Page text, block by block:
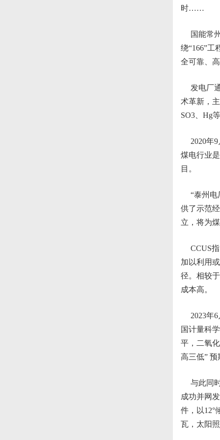
时……
国能常州
绕“166”工
全可靠、
发电厂通
术革新，
SO3、Hg
2020年9
煤电行业
目。
“泰州电
供了示范
立，将为
CCUS指
加以利用
径。相较
成本高。
2023年6
国计量科
平，二氧
高三低” 预
与此同时
成功并网
件，以12°
瓦，太阳